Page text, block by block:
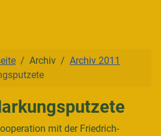
Archiv
Archiv 2011
mit der Friedrich-